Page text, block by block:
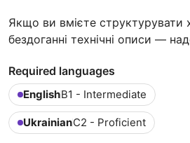
Якщо ви вмієте структурувати
бездоганні технічні описи —
Required languages
EnglishB1 - Intermediate
UkrainianC2 - Proficient